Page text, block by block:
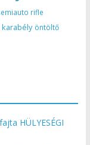
rifle
öntöltő
HÜLYESÉGI